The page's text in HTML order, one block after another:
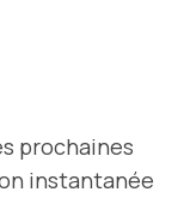
prochaines
instantanée